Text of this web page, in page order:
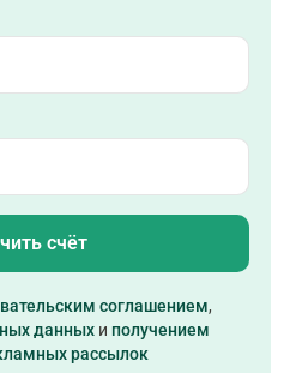
счёт
соглашением,
данных и получением
рассылок